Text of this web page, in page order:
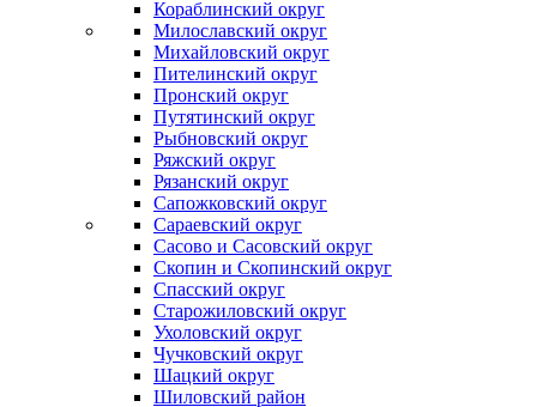
Кораблинский округ
Милославский округ
Михайловский округ
Пителинский округ
Пронский округ
Путятинский округ
Рыбновский округ
Ряжский округ
Рязанский округ
Сапожковский округ
Сараевский округ
Сасово и Сасовский округ
Скопин и Скопинский округ
Спасский округ
Старожиловский округ
Ухоловский округ
Чучковский округ
Шацкий округ
Шиловский район